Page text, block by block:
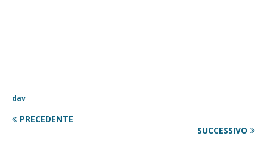
dav
PRECEDENTE
SUCCESSIVO